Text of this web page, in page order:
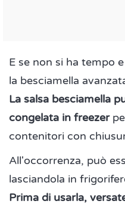
E se non si ha tempo
la besciamella
La salsa besciamella
congelata in freezer
contenitori con
All'occorrenza, può
lasciandola in
Prima di usarla,